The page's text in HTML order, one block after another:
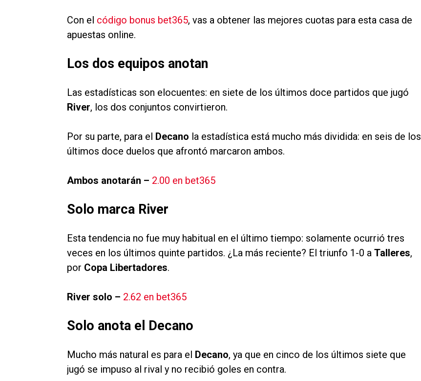
Con el código bonus bet365, vas a obtener las mejores cuotas para esta casa de
apuestas online.
Los dos equipos anotan
Las estadísticas son elocuentes: en siete de los últimos doce partidos que jugó
River, los dos conjuntos convirtieron.
Por su parte, para el Decano la estadística está mucho más dividida: en seis de los
últimos doce duelos que afrontó marcaron ambos.
Ambos anotarán – 2.00 en bet365
Solo marca River
Esta tendencia no fue muy habitual en el último tiempo: solamente ocurrió tres
veces en los últimos quinte partidos. ¿La más reciente? El triunfo 1-0 a Talleres,
por Copa Libertadores.
River solo – 2.62 en bet365
Solo anota el Decano
Mucho más natural es para el Decano, ya que en cinco de los últimos siete que
jugó se impuso al rival y no recibió goles en contra.